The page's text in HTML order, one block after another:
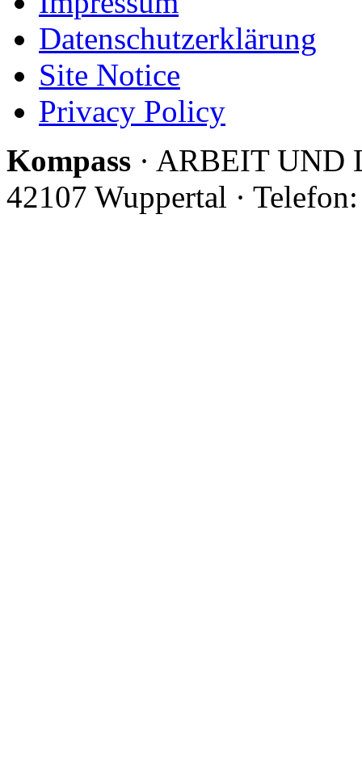
Datenschutzerklärung
Site Notice
Privacy Policy
Kompass · ARBEIT UND
42107 Wuppertal ·